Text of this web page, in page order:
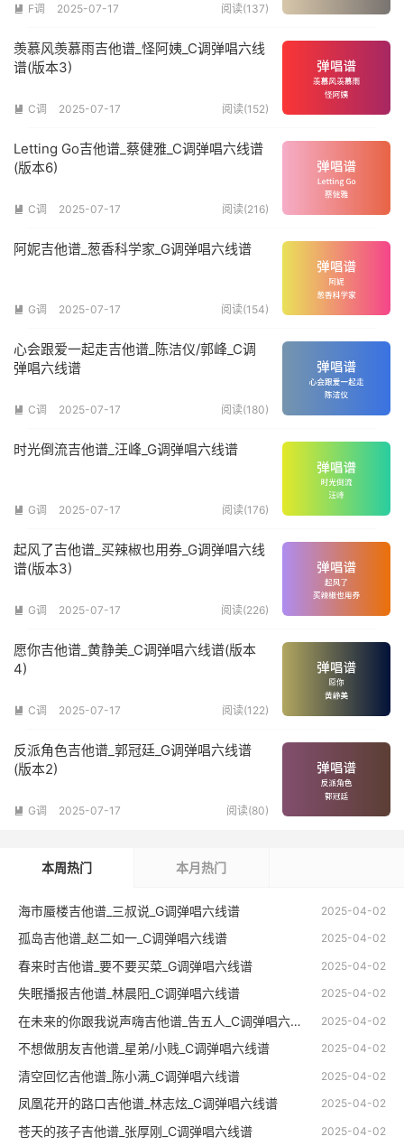
 F调 2025-07-17 阅读(137)
羡慕风羡慕雨吉他谱_怪阿姨_C调弹唱六线
谱(版本3)
 C调 2025-07-17 阅读(152)
Letting Go吉他谱_蔡健雅_C调弹唱六线谱
(版本6)
 C调 2025-07-17 阅读(216)
阿妮吉他谱_葱香科学家_G调弹唱六线谱
 G调 2025-07-17 阅读(154)
心会跟爱一起走吉他谱_陈洁仪/郭峰_C调
弹唱六线谱
 C调 2025-07-17 阅读(180)
时光倒流吉他谱_汪峰_G调弹唱六线谱
 G调 2025-07-17 阅读(176)
起风了吉他谱_买辣椒也用券_G调弹唱六线
谱(版本3)
 G调 2025-07-17 阅读(226)
愿你吉他谱_黄静美_C调弹唱六线谱(版本
4)
 C调 2025-07-17 阅读(122)
反派角色吉他谱_郭冠廷_G调弹唱六线谱
(版本2)
 G调 2025-07-17 阅读(80)
本周热门 本月热门
2025-04-02
海市蜃楼吉他谱_三叔说_G调弹唱六线谱
2025-04-02
孤岛吉他谱_赵二如一_C调弹唱六线谱
2025-04-02
春来时吉他谱_要不要买菜_G调弹唱六线谱
2025-04-02
失眠播报吉他谱_林晨阳_C调弹唱六线谱
2025-04-02
在未来的你跟我说声嗨吉他谱_告五人_C调弹唱六线谱
2025-04-02
不想做朋友吉他谱_星弟/小贱_C调弹唱六线谱
2025-04-02
清空回忆吉他谱_陈小满_C调弹唱六线谱
2025-04-02
凤凰花开的路口吉他谱_林志炫_C调弹唱六线谱
2025-04-02
苍天的孩子吉他谱_张厚刚_C调弹唱六线谱